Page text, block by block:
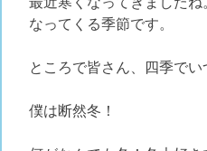
なってくる季節です。
ところで皆さん、四季でい
僕は断然冬！